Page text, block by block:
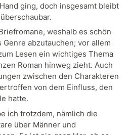
ging, doch insgesamt bleibt
weshalb es schön
abzutauchen; vor allem
Lesen ein wichtiges Thema
Roman hinweg zieht. Auch
zwischen den Charakteren
von dem Einfluss, den
hatte.
ich trotzdem, nämlich die
über Männer und